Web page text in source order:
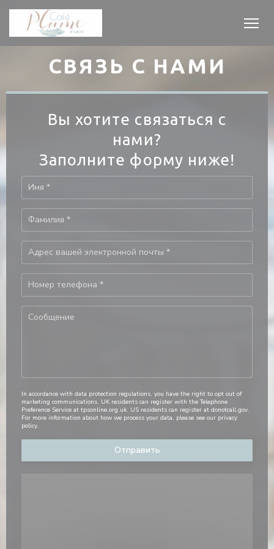
Панель управления cookies
СВЯЗЬ С НАМИ
Вы хотите связаться с
нами?
Заполните форму ниже!
In accordance with data protection regulations, you have the right to opt out of
marketing communications. UK residents can register with the Telephone
Preference Service at tpsonline.org.uk. US residents can register at donotcall.gov.
For more information about how we process your data, please see our privacy
policy.